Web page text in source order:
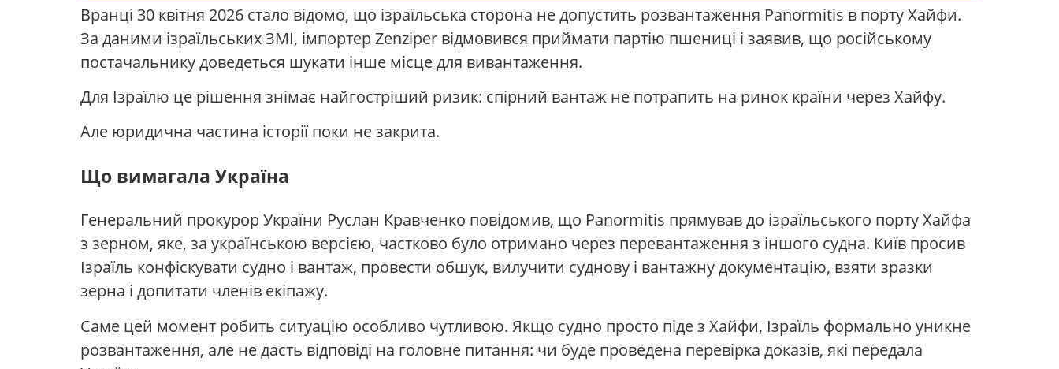
Вранці 30 квітня 2026 стало відомо, що ізраїльська сторона не допустить розвантаження Panormitis в порту Хайфи.
За даними ізраїльських ЗМІ, імпортер Zenziper відмовився приймати партію пшениці і заявив, що російському
постачальнику доведеться шукати інше місце для вивантаження.
Для Ізраїлю це рішення знімає найгостріший ризик: спірний вантаж не потрапить на ринок країни через Хайфу.
Але юридична частина історії поки не закрита.
Що вимагала Україна
Генеральний прокурор України Руслан Кравченко повідомив, що Panormitis прямував до ізраїльського порту Хайфа
з зерном, яке, за українською версією, частково було отримано через перевантаження з іншого судна. Київ просив
Ізраїль конфіскувати судно і вантаж, провести обшук, вилучити суднову і вантажну документацію, взяти зразки
зерна і допитати членів екіпажу.
Саме цей момент робить ситуацію особливо чутливою. Якщо судно просто піде з Хайфи, Ізраїль формально уникне
розвантаження, але не дасть відповіді на головне питання: чи буде проведена перевірка доказів, які передала